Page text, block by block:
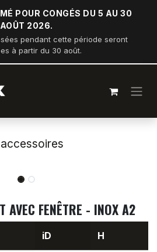
POUR CONGÉS DU 5 AU 30
AOÛT 2026.
pendant cette période seront
à partir du 30 août.
AVEC FENÊTRE - INOX A2
iD H